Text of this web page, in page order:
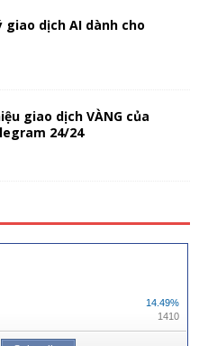
giao dịch AI dành cho
giao dịch VÀNG của
24/24